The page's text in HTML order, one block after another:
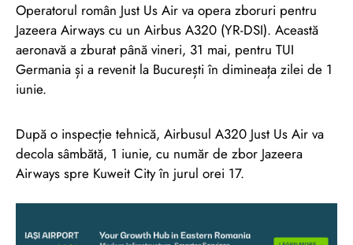
Operatorul român Just Us Air va opera zboruri pentru
Jazeera Airways cu un Airbus A320 (YR-DSI). Această
aeronavă a zburat până vineri, 31 mai, pentru TUI
Germania și a revenit la București în dimineața zilei de 1
iunie.
După o inspecție tehnică, Airbusul A320 Just Us Air va
decola sâmbătă, 1 iunie, cu număr de zbor Jazeera
Airways spre Kuweit City în jurul orei 17.